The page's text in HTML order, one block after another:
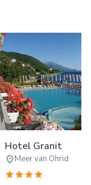
Hotel Granit
location_onMeer van Ohrid
starstarstarstar